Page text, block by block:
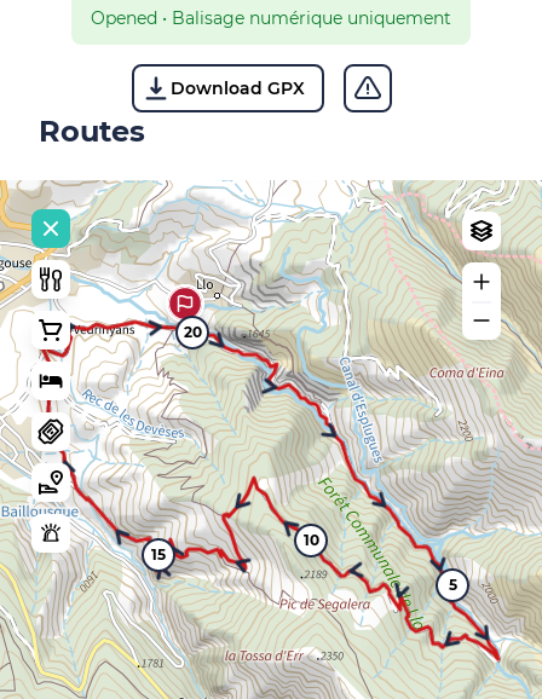
Opened • Balisage numérique uniquement
Download GPX
Routes
5
10
15
20